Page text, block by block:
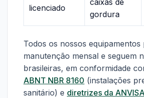
licenciado
caixas de
gordura
Todos os nossos equipamentos
manutenção mensal e seguem
brasileiras, em conformidade
ABNT NBR 8160 (instalações
sanitário) e diretrizes da ANVISA